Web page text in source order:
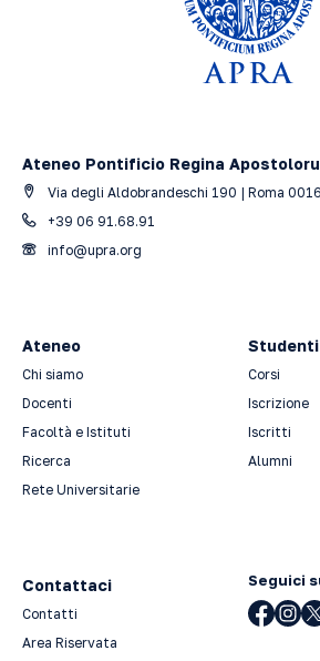
Ateneo Pontificio Regina
Via degli Aldobrandeschi 190 | Roma
+39 06 91.68.91
info@upra.org
Ateneo
Chi siamo
Docenti
Facoltà e Istituti
Ricerca
Rete Universitarie
Studenti
Corsi
Iscrizione
Iscritti
Alumni
Contattaci
Contatti
Area Riservata
Seguici